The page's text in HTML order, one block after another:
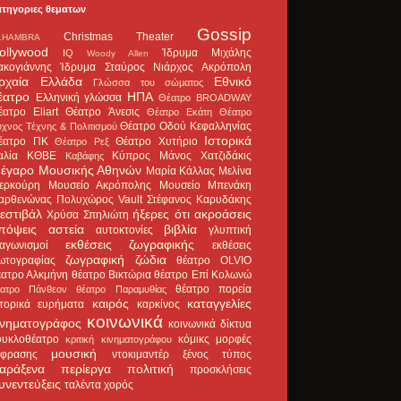
θεματων
Christmas Theater Gossip
IQ Woody Allen
Ίδρυμα Μιχάλης
Ίδρυμα Σταύρος Νιάρχος Ακρόπολη
Ελλάδα Γλώσσα του σώματος
Εθνικό
Ελληνική γλώσσα ΗΠΑ Θέατρο BROADWAY
Eliart Θέατρο Άνεσις Θέατρο Εκάτη
Θέατρο
Τέχνης & Πολιτισμού Θέατρο Οδού Κεφαλληνίας
ΠΚ
Θέατρο Ρεξ Θέατρο Χυτήριο Ιστορικά
ΚΘΒΕ Καβάφης Κύπρος Μάνος Χατζιδάκις
Μουσικής Αθηνών Μαρία Κάλλας Μελίνα
Μουσείο Ακρόπολης
Μουσείο Μπενάκη
Πολυχώρος Vault Στέφανος Καρυδάκης
Χρύσα Σπηλιώτη ήξερες ότι ακροάσεις
αστεία αυτοκτονίες βιβλία
γλυπτική
εκθέσεις ζωγραφικής
εκθέσεις
ζωγραφική ζώδια
θέατρο OLVIO
Αλκμήνη θέατρο Βικτώρια θέατρο Επί Κολωνώ
Πάνθεον θέατρο Παραμυθίας
θέατρο πορεία
ευρήματα
καιρός καρκίνος
καταγγελίες
κοινωνικά κοινωνικά δίκτυα
κριτική κινηματογράφου κόμικς μορφές
μουσική ντοκιμαντέρ ξένος τύπος
περίεργα πολιτική προσκλήσεις
ταλέντα χορός